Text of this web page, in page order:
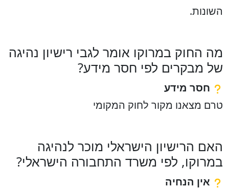
השונות.
מה החוק במרוקו אומר לגבי רישיון נהיגה
של מבקרים לפי חסר מידע?
חסר מידע
טרם מצאנו מקור לחוק המקומי
האם הרישיון הישראלי מוכר לנהיגה
במרוקו, לפי משרד התחבורה הישראלי?
אין הנחיה